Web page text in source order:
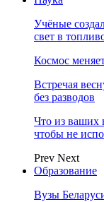
Учёные
свет в
Космос
Встречая
без разводов
Что из ваших
чтобы не
Prev Next
Образование
Вузы